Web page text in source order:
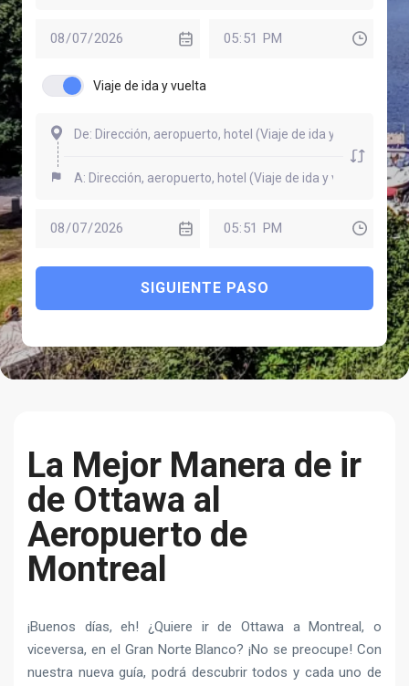
Viaje de ida y vuelta
SIGUIENTE PASO
La Mejor Manera de ir
de Ottawa al
Aeropuerto de
Montreal
¡Buenos días, eh! ¿Quiere ir de Ottawa a Montreal, o
viceversa, en el Gran Norte Blanco? ¡No se preocupe! Con
nuestra nueva guía, podrá descubrir todos y cada uno de